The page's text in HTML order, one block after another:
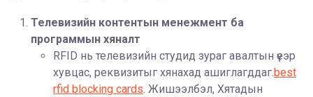
Телевизийн контентын менежмент ба
программын хяналт
RFID нь телевизийн студид зураг авалтын үеэр
хувцас, реквизитыг хянахад ашиглагддаг.best
rfid blocking cards. Жишээлбэл, Хятадын